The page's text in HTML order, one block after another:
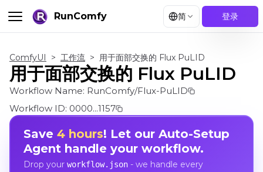
RunComfy 简 登录
ComfyUI > 工作流 > 用于面部交换的 Flux PuLID
用于面部交换的 Flux PuLID
Workflow Name: RunComfy/Flux-PuLID
Workflow ID: 0000...1157
Save 4 hours! Let our Auto-Setup
Agent handle your workflow.
Drop your workflow.json- we handle every